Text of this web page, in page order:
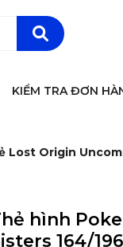
KIỂM TRA ĐƠN
Lost Origin
hình
164/